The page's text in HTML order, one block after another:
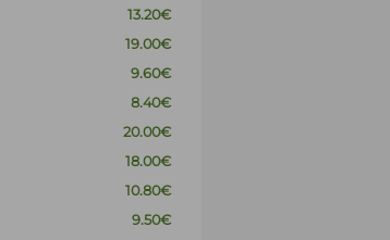
13.20€
19.00€
9.60€
8.40€
20.00€
18.00€
10.80€
9.50€